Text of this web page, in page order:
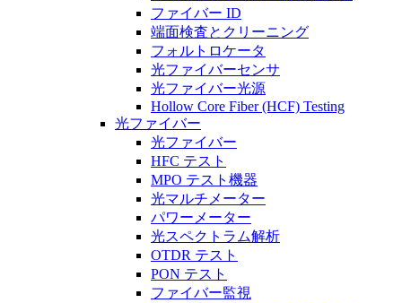
ファイバー ID
端面検査とクリーニング
フォルトロケータ
光ファイバーセンサ
光ファイバー光源
Hollow Core Fiber (HCF) Testing
光ファイバー
光ファイバー
HFC テスト
MPO テスト機器
光マルチメーター
パワーメーター
光スペクトラム解析
OTDR テスト
PON テスト
ファイバー監視